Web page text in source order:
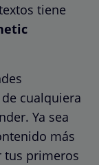
tiene
cualquiera
Ya sea
más
tus primeros